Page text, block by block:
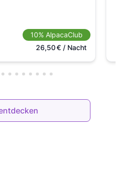
10% AlpacaClub
26,50€/ Nacht